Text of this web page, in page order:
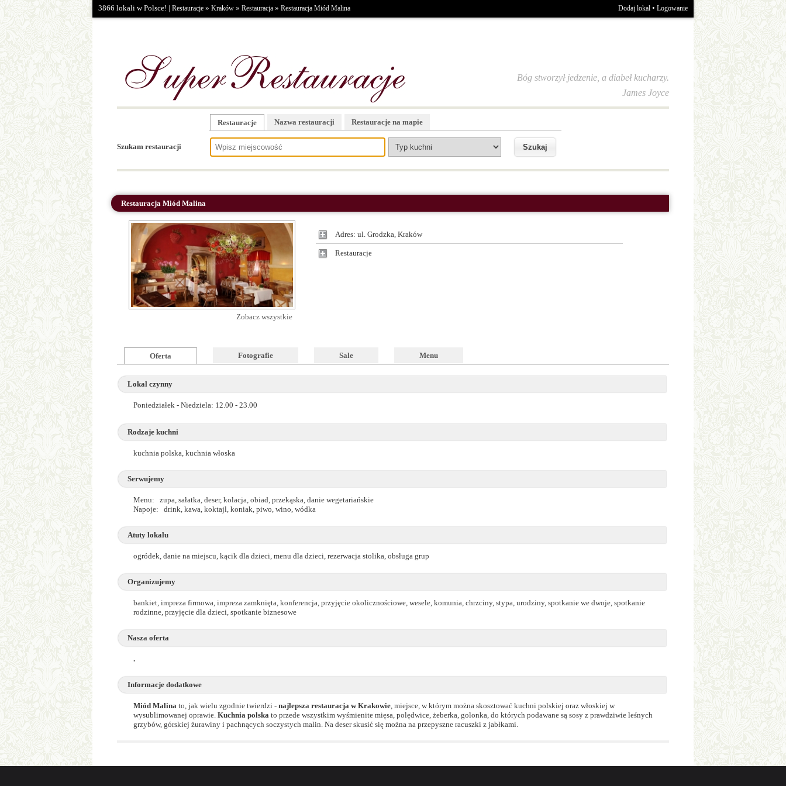
3866 lokali w Polsce! | Restauracje » Kraków » Restauracja » Restauracja Miód Malina Dodaj lokal • Logowanie
Bóg stworzył jedzenie, a diabeł kucharzy.
James Joyce
Szukam restauracji
Restauracje Nazwa restauracji Restauracje na mapie
Restauracja Miód Malina
Zobacz wszystkie
Adres: ul. Grodzka, Kraków
Restauracje
Oferta Fotografie Sale Menu
Lokal czynny
Poniedziałek - Niedziela: 12.00 - 23.00
Rodzaje kuchni
kuchnia polska, kuchnia włoska
Serwujemy
Menu: zupa, sałatka, deser, kolacja, obiad, przekąska, danie wegetariańskie
Napoje: drink, kawa, koktajl, koniak, piwo, wino, wódka
Atuty lokalu
ogródek, danie na miejscu, kącik dla dzieci, menu dla dzieci, rezerwacja stolika, obsługa grup
Organizujemy
bankiet, impreza firmowa, impreza zamknięta, konferencja, przyjęcie okolicznościowe, wesele, komunia, chrzciny, stypa, urodziny, spotkanie we dwoje, spotkanie
rodzinne, przyjęcie dla dzieci, spotkanie biznesowe
Nasza oferta
.
Informacje dodatkowe
Miód Malina to, jak wielu zgodnie twierdzi - najlepsza restauracja w Krakowie, miejsce, w którym można skosztować kuchni polskiej oraz włoskiej w
wysublimowanej oprawie. Kuchnia polska to przede wszystkim wyśmienite mięsa, polędwice, żeberka, golonka, do których podawane są sosy z prawdziwie leśnych
grzybów, górskiej żurawiny i pachnących soczystych malin. Na deser skusić się można na przepyszne racuszki z jabłkami.